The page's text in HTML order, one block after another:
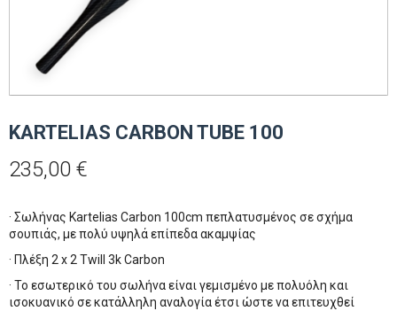
KARTELIAS CARBON TUBE 100
235,00 €
· Σωλήνας Kartelias Carbon 100cm πεπλατυσμένος σε σχήμα
σουπιάς, με πολύ υψηλά επίπεδα ακαμψίας
· Πλέξη 2 x 2 Twill 3k Carbon
· Το εσωτερικό του σωλήνα είναι γεμισμένο με πολυόλη και
ισοκυανικό σε κατάλληλη αναλογία έτσι ώστε να επιτευχθεί